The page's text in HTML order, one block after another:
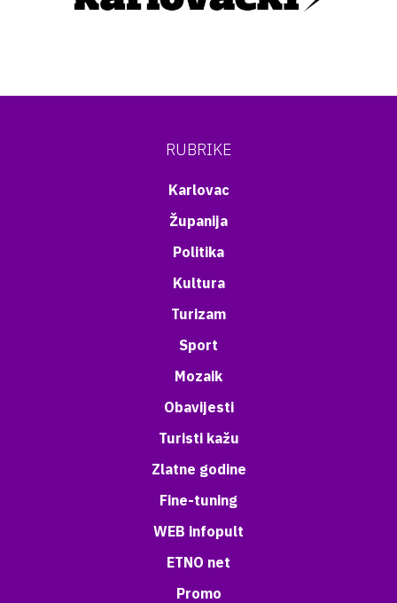
RUBRIKE
Karlovac
Županija
Politika
Kultura
Turizam
Sport
Mozaik
Obavijesti
Turisti kažu
Zlatne godine
Fine-tuning
WEB infopult
ETNO net
Promo